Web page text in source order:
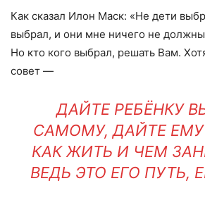
Как сказал Илон Маск: «Не дети
выбрал, и они мне ничего не
Но кто кого выбрал, решать Вам.
совет —
ДАЙТЕ РЕБЁНКУ
САМОМУ, ДАЙТЕ ЕМУ
КАК ЖИТЬ И ЧЕМ
ВЕДЬ ЭТО ЕГО ПУТЬ,